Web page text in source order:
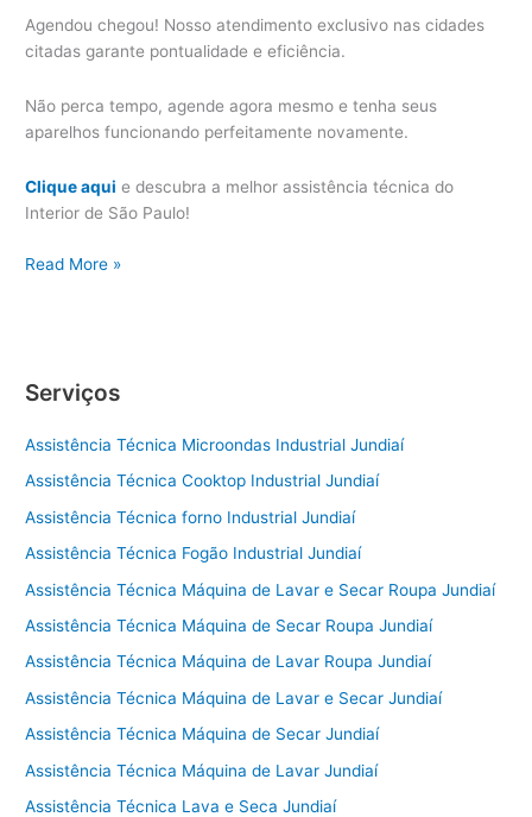
Agendou chegou! Nosso atendimento exclusivo nas cidades
citadas garante pontualidade e eficiência.
Não perca tempo, agende agora mesmo e tenha seus
aparelhos funcionando perfeitamente novamente.
Clique aqui e descubra a melhor assistência técnica do
Interior de São Paulo!
Vinhedo
Read More »
Serviços
Assistência Técnica Microondas Industrial Jundiaí
Assistência Técnica Cooktop Industrial Jundiaí
Assistência Técnica forno Industrial Jundiaí
Assistência Técnica Fogão Industrial Jundiaí
Assistência Técnica Máquina de Lavar e Secar Roupa Jundiaí
Assistência Técnica Máquina de Secar Roupa Jundiaí
Assistência Técnica Máquina de Lavar Roupa Jundiaí
Assistência Técnica Máquina de Lavar e Secar Jundiaí
Assistência Técnica Máquina de Secar Jundiaí
Assistência Técnica Máquina de Lavar Jundiaí
Assistência Técnica Lava e Seca Jundiaí